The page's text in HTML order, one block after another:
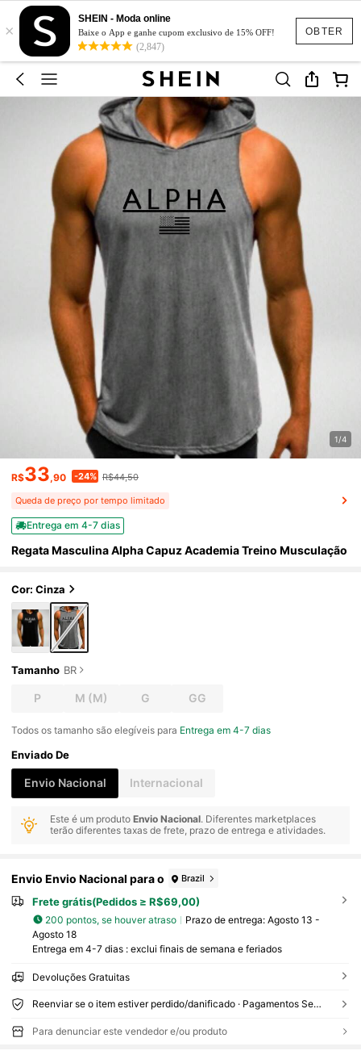
OBTER
×
SHEIN - Moda online
Baixe o App e ganhe cupom exclusivo de 15% OFF!
(2,847)
1/4
R$33,90 -24% R$44,50
Queda de preço por tempo limitado
Entrega em 4-7 dias
Regata Masculina Alpha Capuz Academia Treino Musculação
Cor: Cinza
Tamanho BR
P M (M) G GG
Todos os tamanho são elegíveis para Entrega em 4-7 dias
Enviado De
Envio Nacional Internacional
Este é um produtoEnvio Nacional. Diferentes marketplaces
terão diferentes taxas de frete, prazo de entrega e atividades.
Envio Envio Nacional para o Brazil
Frete grátis(Pedidos ≥ R$69,00)
200 pontos, se houver atraso Prazo de entrega: Agosto 13 -
Agosto 18
Entrega em 4-7 dias : exclui finais de semana e feriados
Devoluções Gratuitas
Reenviar se o item estiver perdido/danificado · Pagamentos Seguros · Proteção de privacidade
Para denunciar este vendedor e/ou produto